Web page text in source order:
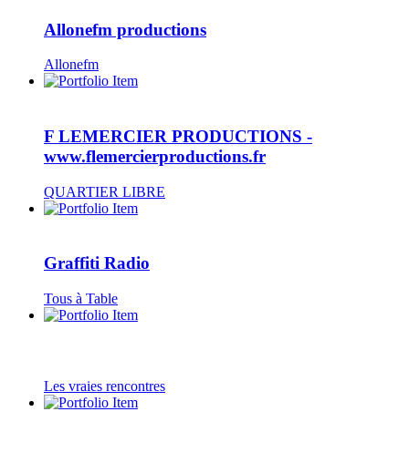
Allonefm productions
Allonefm
F LEMERCIER PRODUCTIONS -
www.flemercierproductions.fr
QUARTIER LIBRE
Graffiti Radio
Tous à Table
Les vraies rencontres